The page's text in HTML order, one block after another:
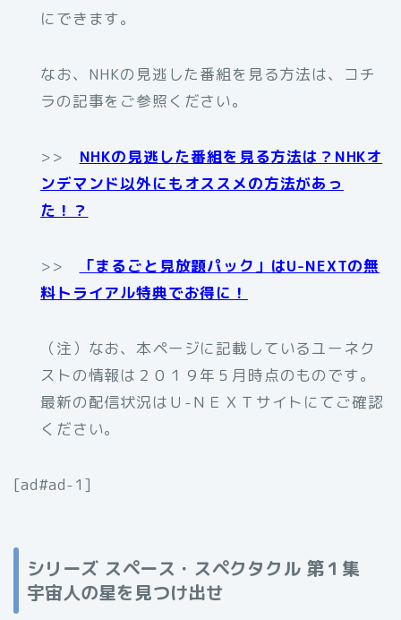
にできます。
なお、NHKの見逃した番組を見る方法は、コチ
ラの記事をご参照ください。
>> NHKの見逃した番組を見る方法は？NHKオ
ンデマンド以外にもオススメの方法があっ
た！？
>>
「まるごと見放題パック」はU-NEXTの無
料トライアル特典でお得に！
（注）なお、本ページに記載しているユーネク
ストの情報は２０１９年５月時点のものです。
最新の配信状況はＵ-ＮＥＸＴサイトにてご確認
ください。
[ad#ad-1]
シリーズ スペース・スペクタクル 第１集
宇宙人の星を見つけ出せ